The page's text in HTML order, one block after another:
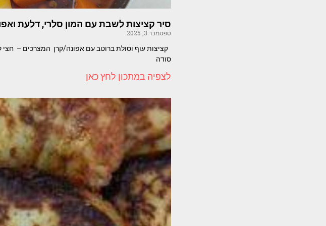
סיר קציצות לשבת עם המון סלרי, דלעת
ספטמבר 3, 2025
סודה
לצפיה במתכון לחץ כאן